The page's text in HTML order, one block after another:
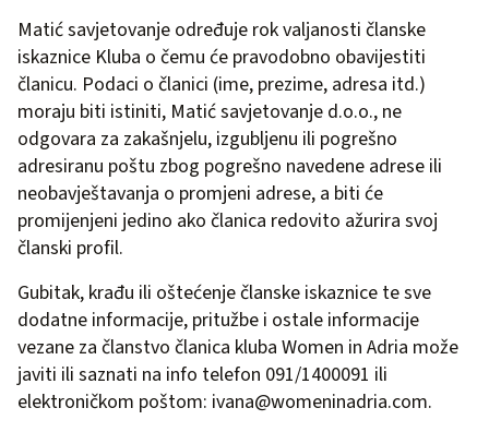
Matić savjetovanje određuje rok valjanosti članske
iskaznice Kluba o čemu će pravodobno obavijestiti
članicu. Podaci o članici (ime, prezime, adresa itd.)
moraju biti istiniti, Matić savjetovanje d.o.o., ne
odgovara za zakašnjelu, izgubljenu ili pogrešno
adresiranu poštu zbog pogrešno navedene adrese ili
ne­obavještavanja o promjeni adrese, a biti će
promijenjeni jedino ako članica redovito ažurira svoj
članski profil.
Gubitak, krađu ili oštećenje članske iskaznice te sve
dodatne informacije, pritužbe i ostale informacije
vezane za članstvo članica kluba Women in Adria može
javiti ili sa­znati na info telefon 091/1400091 ili
elektroničkom poštom: ivana@womeninadria.com.